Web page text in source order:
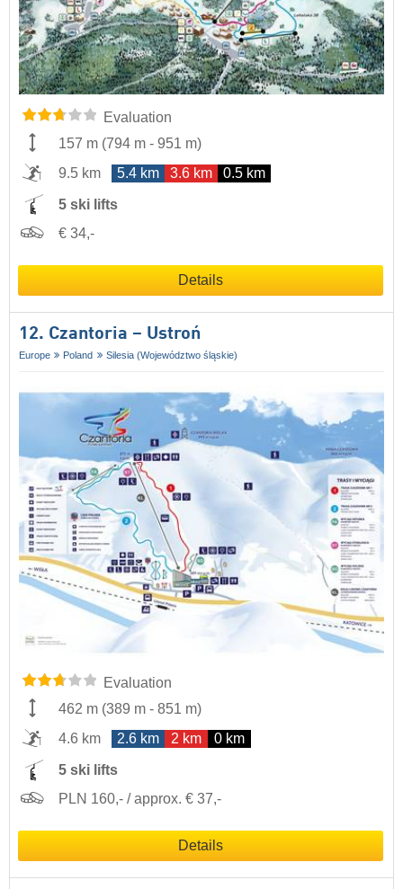
Evaluation
157 m (794 m - 951 m)
9.5 km
5.4 km 3.6 km 0.5 km
5 ski lifts
€ 34,-
Details
12. Czantoria – Ustroń
Europe Poland Silesia (Województwo śląskie)
Evaluation
462 m (389 m - 851 m)
4.6 km
2.6 km 2 km 0 km
5 ski lifts
PLN 160,- / approx. € 37,-
Details